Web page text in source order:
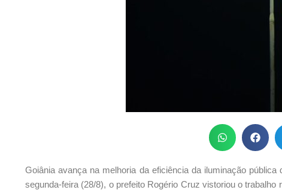
Goiânia avança na melhoria da eficiência da iluminação
segunda-feira (28/8), o prefeito Rogério Cruz vistoriou o